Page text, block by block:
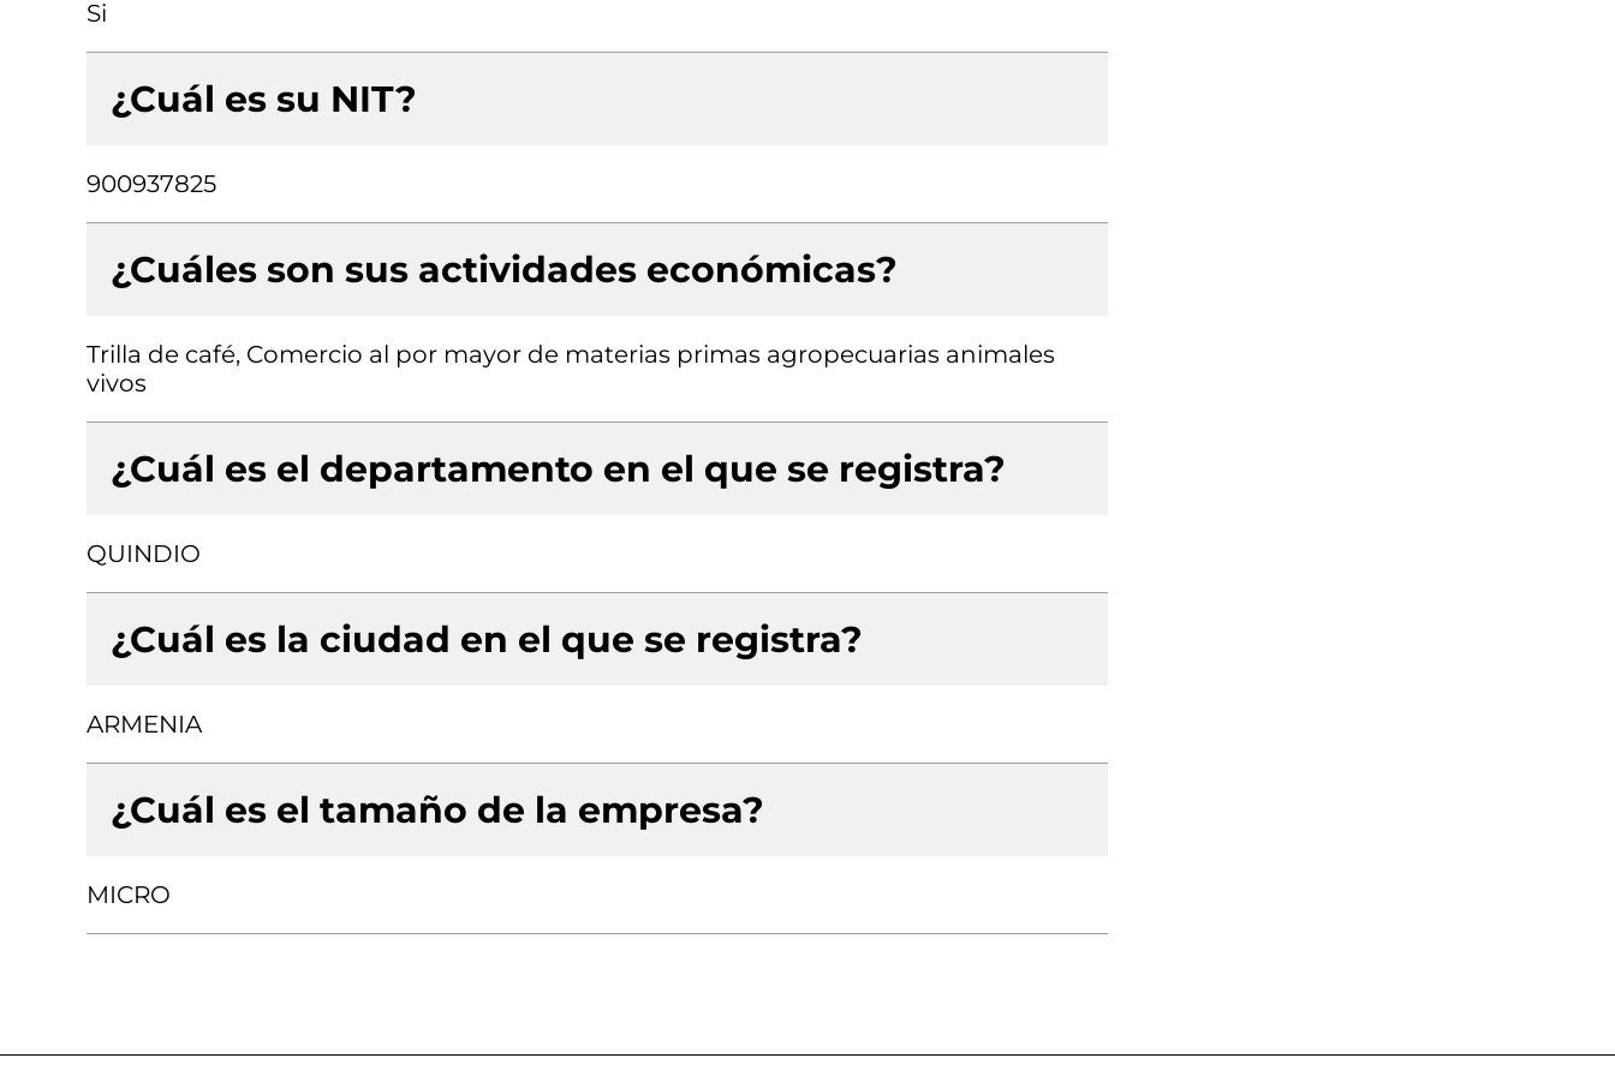
Si
¿Cuál es su NIT?
900937825
¿Cuáles son sus actividades económicas?
Trilla de café, Comercio al por mayor de materias primas agropecuarias animales
vivos
¿Cuál es el departamento en el que se registra?
QUINDIO
¿Cuál es la ciudad en el que se registra?
ARMENIA
¿Cuál es el tamaño de la empresa?
MICRO